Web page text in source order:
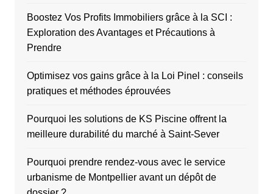
Boostez Vos Profits Immobiliers grâce à la SCI :
Exploration des Avantages et Précautions à
Prendre
Optimisez vos gains grâce à la Loi Pinel : conseils
pratiques et méthodes éprouvées
Pourquoi les solutions de KS Piscine offrent la
meilleure durabilité du marché à Saint-Sever
Pourquoi prendre rendez-vous avec le service
urbanisme de Montpellier avant un dépôt de